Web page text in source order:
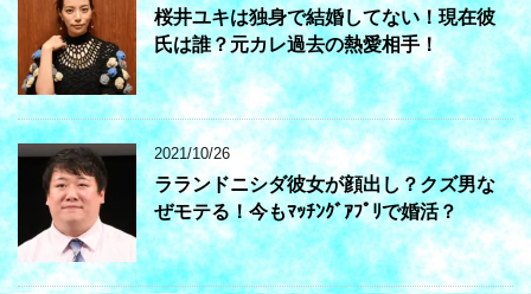
桜井ユキは独身で結婚してない！現在彼
氏は誰？元カレ過去の熱愛相手！
2021/10/26
ラランドニシダ彼女が顔出し？クズ男な
ぜモテる！今もﾏｯﾁﾝｸﾞｱﾌﾟﾘで婚活？